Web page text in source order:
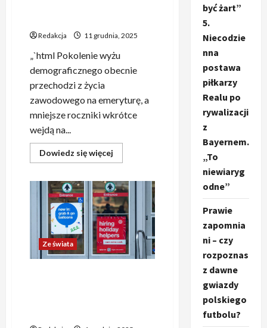
Redakcja 11 grudnia, 2025
„`html Pokolenie wyżu
demograficznego obecnie
przechodzi z życia
zawodowego na emeryturę, a
mniejsze roczniki wkrótce
wejdą na...
Dowiedz się więcej
się
W
2035
roku
co
czwarty
mieszkaniec
Niemiec
przejdzie
na
emeryturę
Ze świata
być żart”
5.
Niecodzie
nna
postawa
piłkarzy
Realu po
rywalizacji
z
Bayernem.
„To
niewiaryg
odne”
Prawie
zapomnia
ni – czy
rozpoznas
z dawne
gwiazdy
polskiego
futbolu?